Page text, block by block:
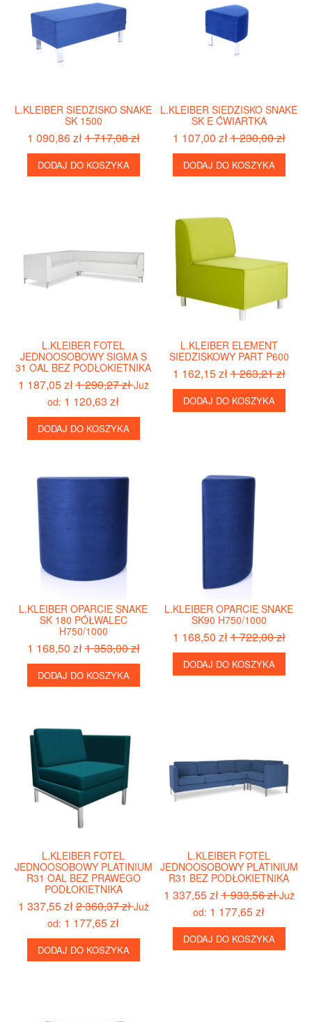
L.KLEIBER SIEDZISKO SNAKE
SK 1500
1 090,86 zł1 717,08 zł
DODAJ DO KOSZYKA
L.KLEIBER SIEDZISKO SNAKE
SK E ĆWIARTKA
1 107,00 zł1 230,00 zł
DODAJ DO KOSZYKA
L.KLEIBER FOTEL
JEDNOOSOBOWY SIGMA S
31 OAL BEZ PODŁOKIETNIKA
1 187,05 zł1 290,27 złJuż
od: 1 120,63 zł
DODAJ DO KOSZYKA
L.KLEIBER ELEMENT
SIEDZISKOWY PART P600
1 162,15 zł1 263,21 zł
DODAJ DO KOSZYKA
L.KLEIBER OPARCIE SNAKE
SK 180 PÓŁWALEC
H750/1000
1 168,50 zł1 353,00 zł
DODAJ DO KOSZYKA
L.KLEIBER OPARCIE SNAKE
SK90 H750/1000
1 168,50 zł1 722,00 zł
DODAJ DO KOSZYKA
L.KLEIBER FOTEL
JEDNOOSOBOWY PLATINIUM
R31 OAL BEZ PRAWEGO
PODŁOKIETNIKA
1 337,55 zł2 360,37 złJuż
od: 1 177,65 zł
DODAJ DO KOSZYKA
L.KLEIBER FOTEL
JEDNOOSOBOWY PLATINIUM
R31 BEZ PODŁOKIETNIKA
1 337,55 zł1 933,56 złJuż
od: 1 177,65 zł
DODAJ DO KOSZYKA